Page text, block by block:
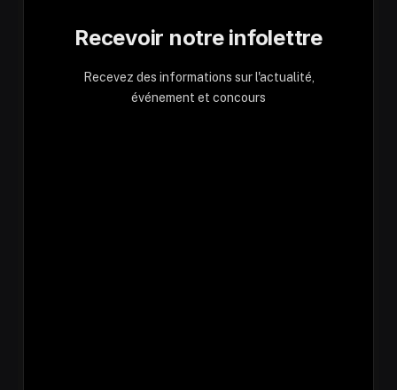
Recevoir notre infolettre
Recevez des informations sur l'actualité,
événement et concours